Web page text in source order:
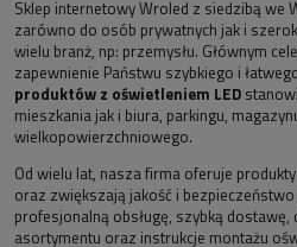
Sklep internetowy Wroled z siedzibą we
zarówno do osób prywatnych jak i
wielu branż, np: przemysłu. Głównym
zapewnienie Państwu szybkiego i
produktów z oświetleniem LED
mieszkania jak i biura, parkingu,
wielkopowierzchniowego.
Od wielu lat, nasza firma oferuje
oraz zwiększają jakość i
profesjonalną obsługę, szybką
asortymentu oraz instrukcje montażu